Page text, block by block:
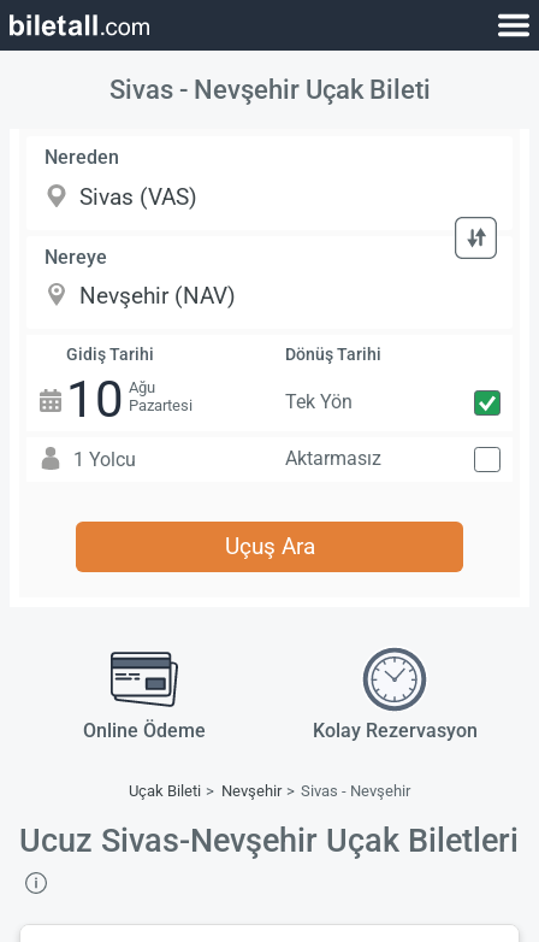
Sivas - Nevşehir Uçak Bileti
Nereden
Nereye
Gidiş Tarihi
10 Ağu
Pazartesi
Dönüş Tarihi
Tek Yön
1 Yolcu Aktarmasız
Uçuş Ara
Online Ödeme Kolay Rezervasyon
Uçak Bileti Nevşehir Sivas - Nevşehir
Ucuz Sivas-Nevşehir Uçak Biletleri